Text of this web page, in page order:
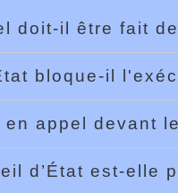
doit-il être fait
bloque-il
appel devant
d’État est-elle